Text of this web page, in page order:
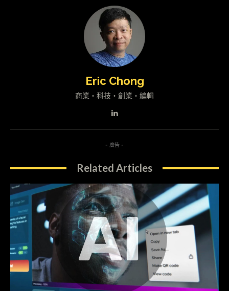
Eric Chong
商業・科技・創業・編輯
- 廣告 -
Related Articles